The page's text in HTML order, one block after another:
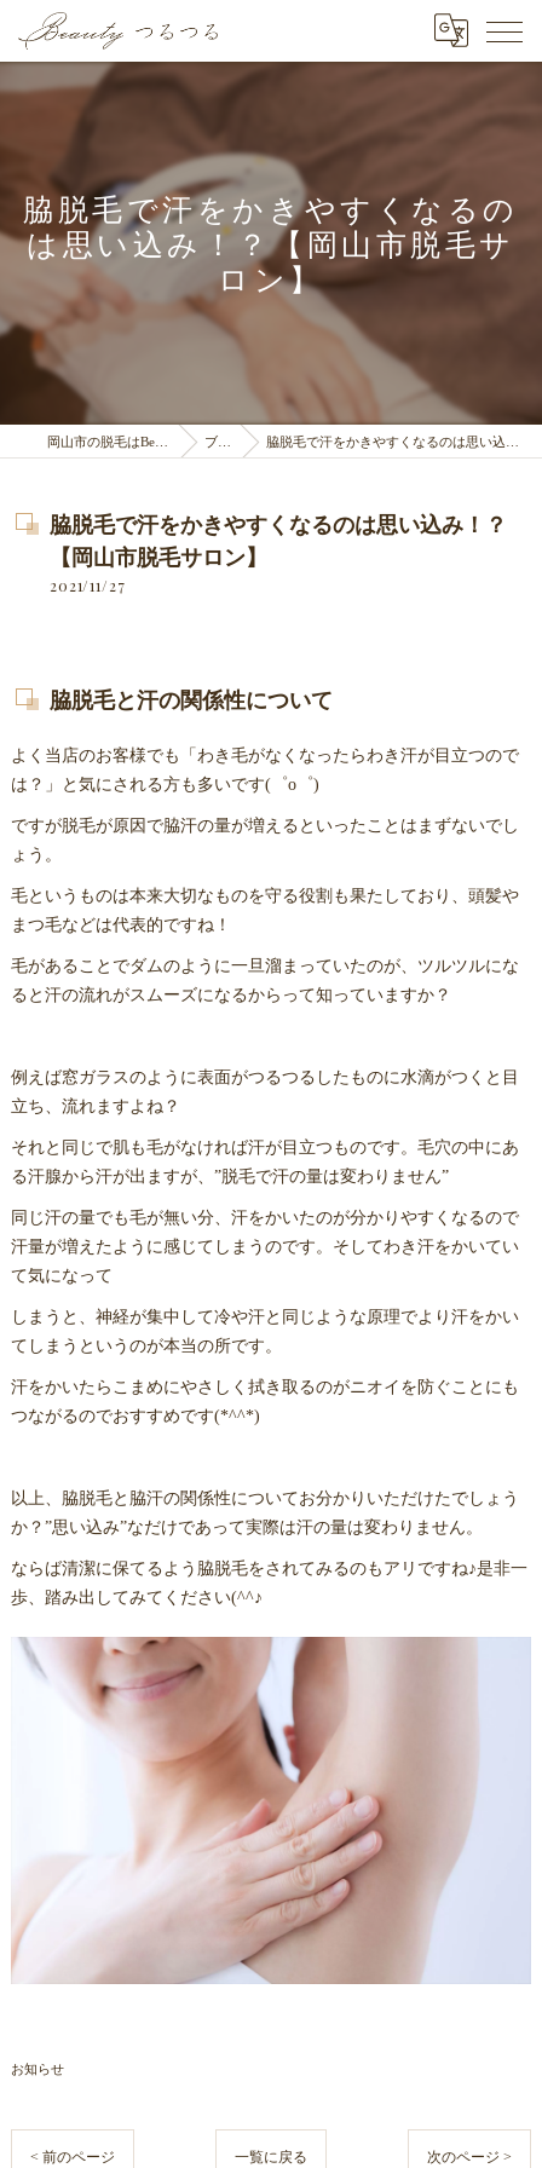
脇脱毛で汗をかきやすくなるの
は思い込み！？【岡山市脱毛サ
ロン】
岡山市の脱毛はBeauty つるつる ブログ 脇脱毛で汗をかきやすくなるのは思い込み！？【岡山市脱毛サロン】
脇脱毛で汗をかきやすくなるのは思い込み！？
【岡山市脱毛サロン】
2021/11/27
脇脱毛と汗の関係性について
よく当店のお客様でも「わき毛がなくなったらわき汗が目立つので
は？」と気にされる方も多いです(゜o゜)
ですが脱毛が原因で脇汗の量が増えるといったことはまずないでし
ょう。
毛というものは本来大切なものを守る役割も果たしており、頭髪や
まつ毛などは代表的ですね！
毛があることでダムのように一旦溜まっていたのが、ツルツルにな
ると汗の流れがスムーズになるからって知っていますか？
例えば窓ガラスのように表面がつるつるしたものに水滴がつくと目
立ち、流れますよね？
それと同じで肌も毛がなければ汗が目立つものです。毛穴の中にあ
る汗腺から汗が出ますが、”脱毛で汗の量は変わりません”
同じ汗の量でも毛が無い分、汗をかいたのが分かりやすくなるので
汗量が増えたように感じてしまうのです。そしてわき汗をかいてい
て気になって
しまうと、神経が集中して冷や汗と同じような原理でより汗をかい
てしまうというのが本当の所です。
汗をかいたらこまめにやさしく拭き取るのがニオイを防ぐことにも
つながるのでおすすめです(*^^*)
以上、脇脱毛と脇汗の関係性についてお分かりいただけたでしょう
か？”思い込み”なだけであって実際は汗の量は変わりません。
ならば清潔に保てるよう脇脱毛をされてみるのもアリですね♪是非一
歩、踏み出してみてください(^^♪
お知らせ
< 前のページ 一覧に戻る 次のページ >